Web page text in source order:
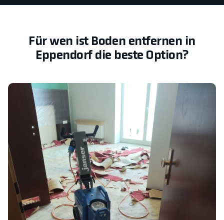
Für wen ist Boden entfernen in
Eppendorf die beste Option?